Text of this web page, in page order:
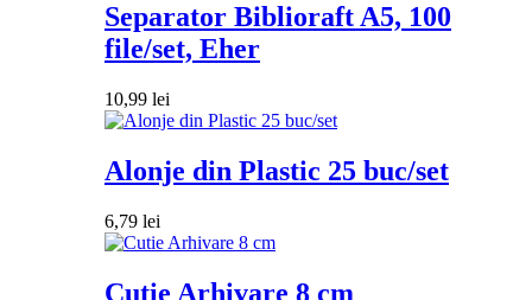
Separator Biblioraft A5, 100
file/set, Eher
10,99 lei
Alonje din Plastic 25 buc/set
6,79 lei
Cutie Arhivare 8 cm